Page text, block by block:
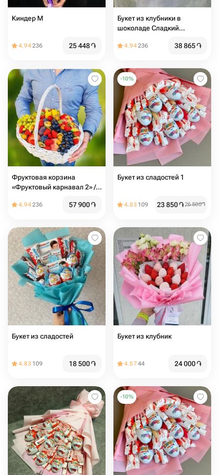
Киндер М
4.94236 25 448֏
Букет из клубники в
шоколаде Сладкий
4.94236 38 865֏
Фруктовая корзина
«Фруктовый карнавал 2» /
/ свежие фрукты /
подарочная корзина
4.94236 57 900֏
-10%
Букет из сладостей 1
4.83 109 23 850֏26 500֏
Букет из сладостей
4.83 109 18 500֏
Букет из клубник
4.5744 24 000֏
-10%